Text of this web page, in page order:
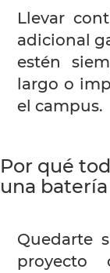
Llevar
adicional
estén
largo o
el campus.
Por qué
una
Quedarte